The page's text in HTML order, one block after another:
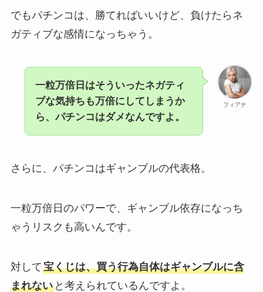
でもパチンコは、勝てればいいけど、負けたらネ
ガティブな感情になっちゃう。
フィアナ
一粒万倍日はそういったネガティ
ブな気持ちも万倍にしてしまうか
ら、パチンコはダメなんですよ。
さらに、パチンコはギャンブルの代表格。
一粒万倍日のパワーで、ギャンブル依存になっち
ゃうリスクも高いんです。
対して宝くじは、買う行為自体はギャンブルに含
まれないと考えられているんですよ。